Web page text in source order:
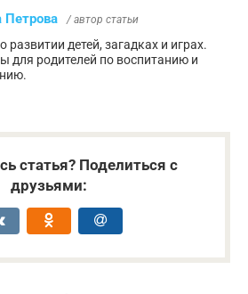
Петрова / автор статьи
развитии детей, загадках и играх.
для родителей по воспитанию и
статья? Поделиться с
друзьями: